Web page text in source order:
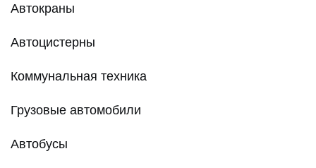
Автокраны
Автоцистерны
Коммунальная техника
Грузовые автомобили
Автобусы